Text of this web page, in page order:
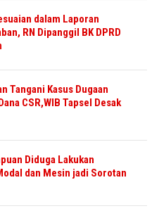
dalam Laporan
RN Dipanggil BK DPRD
Tangani Kasus Dugaan
CSR,WIB Tapsel Desak
Diduga Lakukan
dan Mesin jadi Sorotan